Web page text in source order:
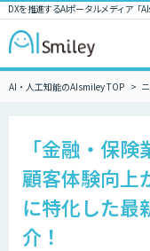
DXを推進するAIポータルメディア「
AI・人工知能のAIsmiley TOP
「金融・保
顧客体験向上
に特化した最
介！